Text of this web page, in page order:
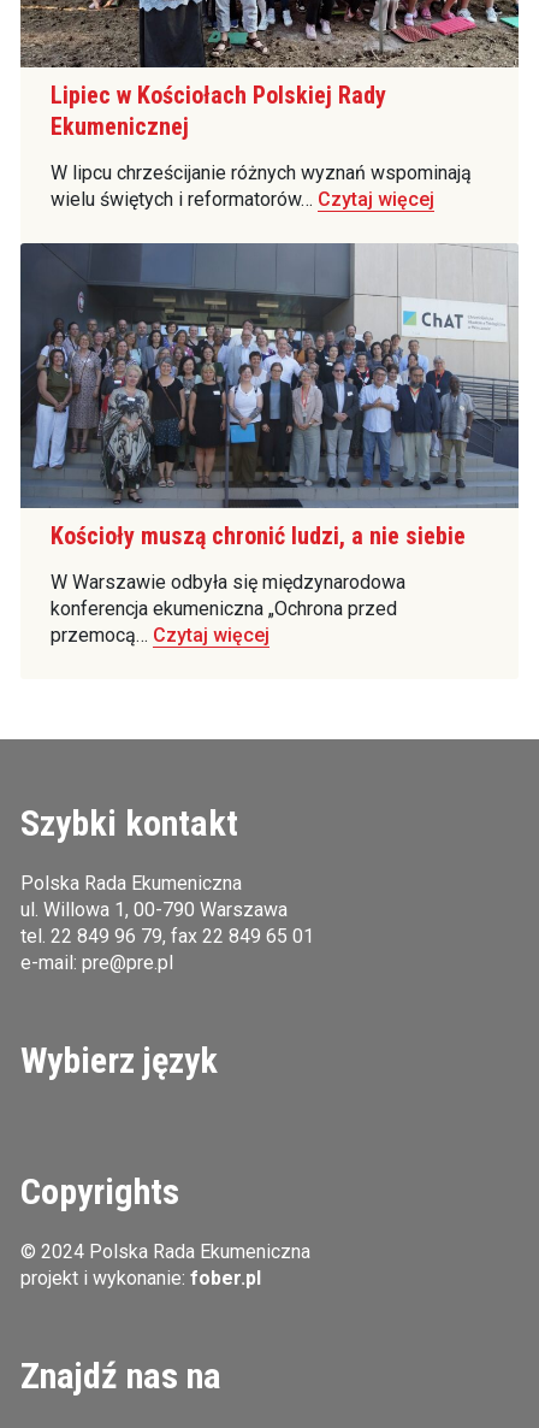
Lipiec w Kościołach Polskiej Rady
Ekumenicznej
W lipcu chrześcijanie różnych wyznań wspominają
wielu świętych i reformatorów… Czytaj więcej
Kościoły muszą chronić ludzi, a nie siebie
W Warszawie odbyła się międzynarodowa
konferencja ekumeniczna „Ochrona przed
przemocą… Czytaj więcej
Szybki kontakt
Polska Rada Ekumeniczna
ul. Willowa 1, 00-790 Warszawa
tel. 22 849 96 79, fax 22 849 65 01
e-mail: pre@pre.pl
Wybierz język
Copyrights
© 2024 Polska Rada Ekumeniczna
projekt i wykonanie: fober.pl
Znajdź nas na